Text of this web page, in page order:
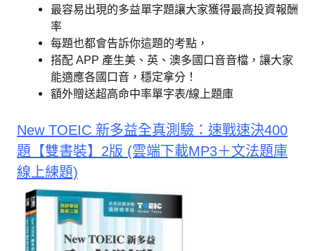
最容易出現的多益單字題讓大家獲得最高投資報酬
率
每題也都會告訴你這題的考點，
搭配 APP 產生美、英、澳多國口音音檔，讓大家
能適應各國口音，穩定拿分！
額外贈送超高命中率單字表/線上題庫
New TOEIC 新多益全真測驗：速戰速決400
題【雙書裝】2版 (雲端下載MP3＋文法題庫
線上練題)